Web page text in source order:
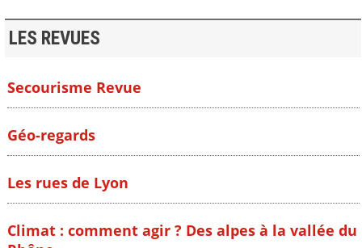
LES REVUES
Secourisme Revue
Géo-regards
Les rues de Lyon
Climat : comment agir ? Des alpes à la vallée du